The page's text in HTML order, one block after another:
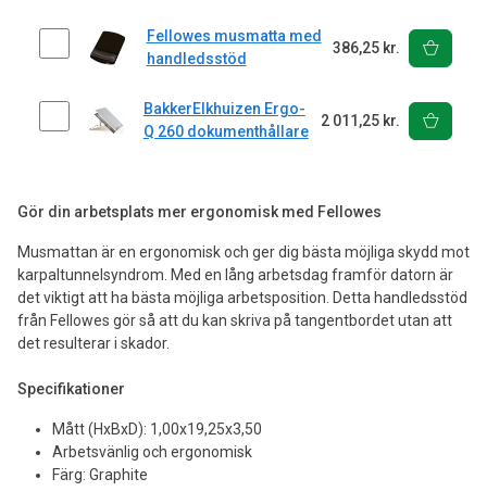
Gör din arbetsplats mer ergonomisk med Fellowes
Musmattan är en ergonomisk och ger dig bästa möjliga skydd mot
karpaltunnelsyndrom. Med en lång arbetsdag framför datorn är
det viktigt att ha bästa möjliga arbetsposition. Detta handledsstöd
från Fellowes gör så att du kan skriva på tangentbordet utan att
det resulterar i skador.
Specifikationer
Mått (HxBxD): 1,00x19,25x3,50
Arbetsvänlig och ergonomisk
Färg: Graphite
Fellowes musmatta med
handledsstöd
386,25 kr.
BakkerElkhuizen Ergo-
Q 260 dokumenthållare
2 011,25 kr.